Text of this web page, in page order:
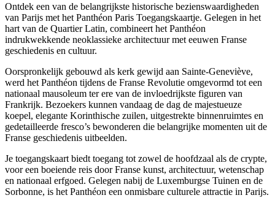
Ontdek een van de belangrijkste historische bezienswaardigheden
van Parijs met het Panthéon Paris Toegangskaartje. Gelegen in het
hart van de Quartier Latin, combineert het Panthéon
indrukwekkende neoklassieke architectuur met eeuwen Franse
geschiedenis en cultuur.
Oorspronkelijk gebouwd als kerk gewijd aan Sainte-Geneviève,
werd het Panthéon tijdens de Franse Revolutie omgevormd tot een
nationaal mausoleum ter ere van de invloedrijkste figuren van
Frankrijk. Bezoekers kunnen vandaag de dag de majestueuze
koepel, elegante Korinthische zuilen, uitgestrekte binnenruimtes en
gedetailleerde fresco’s bewonderen die belangrijke momenten uit de
Franse geschiedenis uitbeelden.
Je toegangskaart biedt toegang tot zowel de hoofdzaal als de crypte,
voor een boeiende reis door Franse kunst, architectuur, wetenschap
en nationaal erfgoed. Gelegen nabij de Luxemburgse Tuinen en de
Sorbonne, is het Panthéon een onmisbare culturele attractie in Parijs.